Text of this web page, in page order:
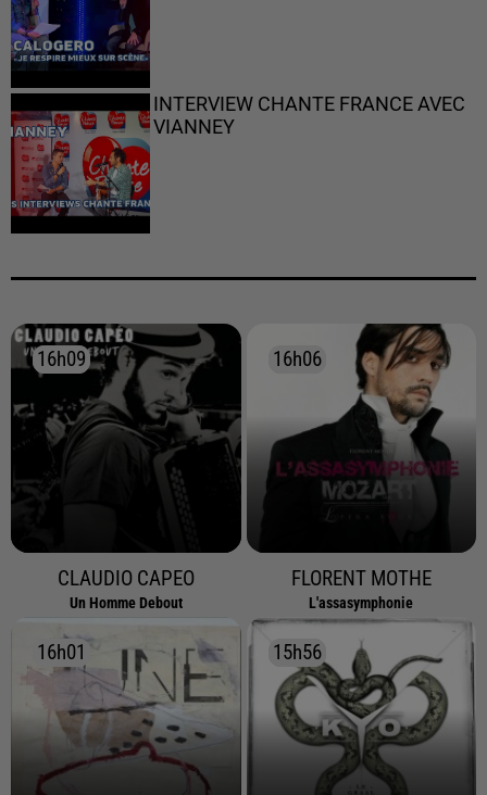
INTERVIEW CHANTE FRANCE AVEC
VIANNEY
16h09
16h09
CLAUDIO CAPEO
Un Homme Debout
16h06
16h06
FLORENT MOTHE
L'assasymphonie
16h01
16h01 15h56
15h56